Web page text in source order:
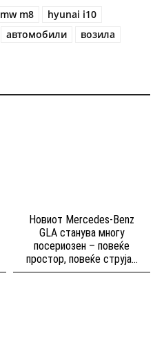
m8
hyunai i10
автомобили
возила
Новиот Mercedes-Benz
GLA станува многу
посериозен – повеќе
простор, повеќе струја...